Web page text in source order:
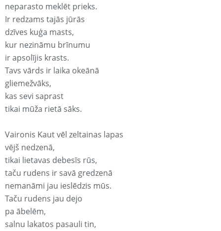
neparasto meklēt prieks.
Ir redzams tajās jūrās
dzīves kuģa masts,
kur nezināmu brīnumu
ir apsolījis krasts.
Tavs vārds ir laika okeānā
gliemežvāks,
kas sevi saprast
tikai mūža rietā sāks.
Vaironis Kaut vēl zeltainas lapas
vējš nedzenā,
tikai lietavas debesīs rūs,
taču rudens ir savā gredzenā
nemanāmi jau ieslēdzis mūs.
Taču rudens jau dejo
pa ābelēm,
salnu lakatos pasauli tin,